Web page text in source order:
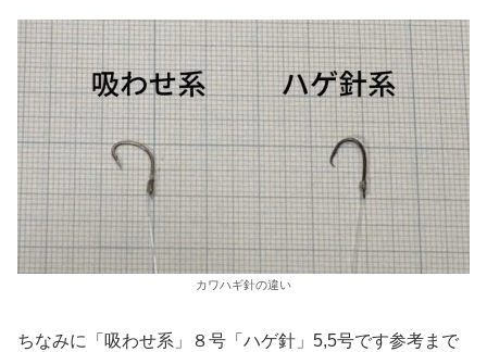
カワハギ針の違い
ちなみに「吸わせ系」８号「ハゲ針」5,5号です参考まで